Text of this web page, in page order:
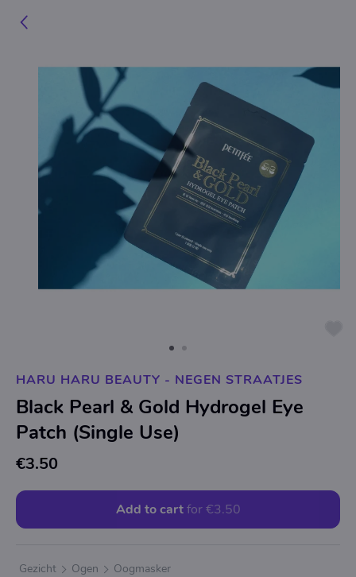
HARU HARU BEAUTY - NEGEN STRAATJES
Black Pearl & Gold Hydrogel Eye
Patch (Single Use)
€3.50
Add to cart for €3.50
Gezicht Ogen Oogmasker